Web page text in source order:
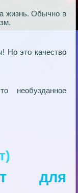
жизнь. Обычно в
Но это качество
необузданное
для